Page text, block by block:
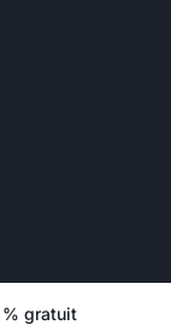
% gratuit